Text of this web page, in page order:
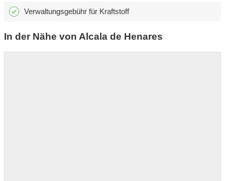
Verwaltungsgebühr für Kraftstoff
In der Nähe von Alcala de Henares